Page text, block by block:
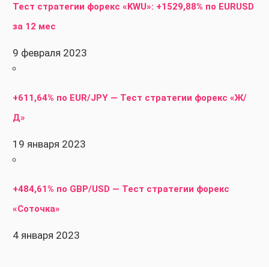
Тест стратегии форекс «KWU»: +1529,88% по EURUSD
за 12 мес
9 февраля 2023
+611,64% по EUR/JPY — Тест стратегии форекс «Ж/
Д»
19 января 2023
+484,61% по GBP/USD — Тест стратегии форекс
«Соточка»
4 января 2023